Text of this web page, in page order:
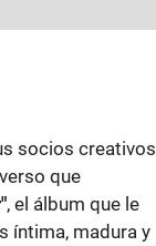
socios creativos
que
, el álbum que le
íntima, madura y